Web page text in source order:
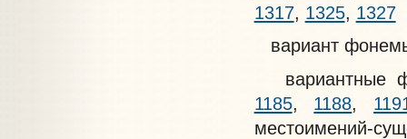
1317, 1325, 1327
вариант
вариантные
1185, 1188,
местоимений-